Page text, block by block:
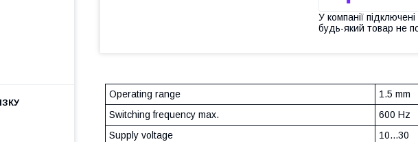
У компанії
будь-який товар не
Operating range
1.5 mm
Switching frequency max.
600 Hz
Supply voltage
10...30